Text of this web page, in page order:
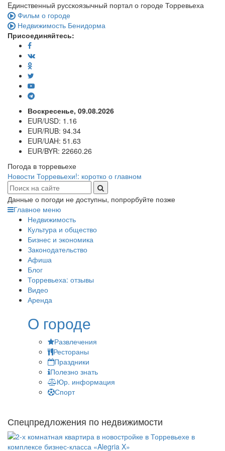
Eдинственный русскоязычный портал о городе Торревьеха
Фильм о городе
Недвижимость Бенидорма
Присоединяйтесь:
Воскресенье, 09.08.2026
EUR/USD: 1.16
EUR/RUB: 94.34
EUR/UAH: 51.63
EUR/BYR: 22660.26
Погода в торревьехе
Новости Торревьехи!: коротко о главном
Данные о погоди не доступны, попрорбуйте позже
Главное меню
Недвижимость
Культура и общество
Бизнес и экономика
Законодательство
Афиша
Блог
Торревьеха: отзывы
Видео
Аренда
О городе
Развлечения
Рестораны
Праздники
Полезно знать
Юр. информация
Спорт
Спецпредложения по недвижимости